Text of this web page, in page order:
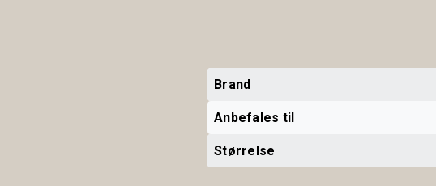
Brand
Anbefales til
Størrelse